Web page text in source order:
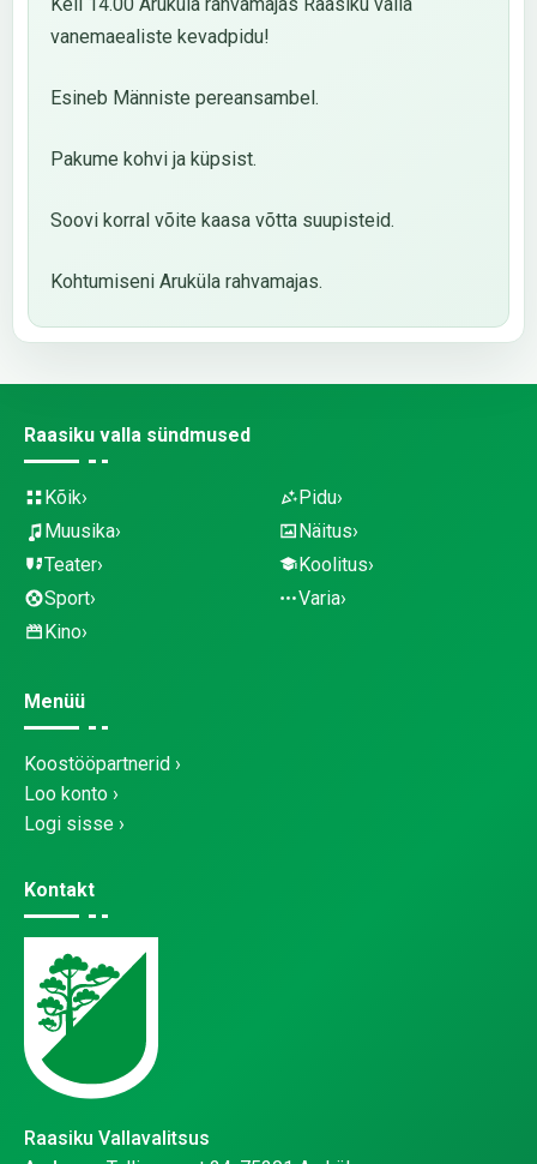
vanemaealiste kevadpidu!
Esineb Männiste pereansambel.
Pakume kohvi ja küpsist.
Soovi korral võite kaasa võtta suupisteid.
Kohtumiseni Aruküla rahvamajas.
Raasiku valla sündmused
Kõik
Muusika
Teater
Sport
Kino
Pidu
Näitus
Koolitus
Varia
Menüü
Koostööpartnerid
Loo konto
Logi sisse
Kontakt
Raasiku Vallavalitsus